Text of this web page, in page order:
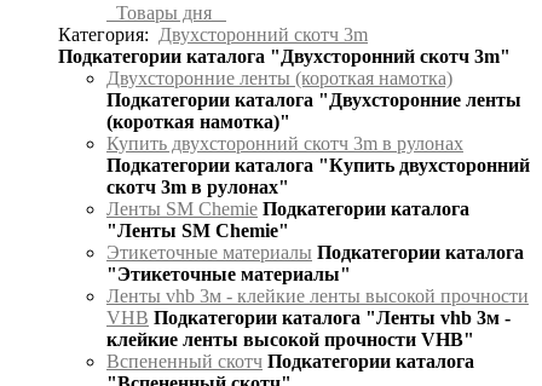
Товары дня
Категория:
Двухсторонний скотч 3m
Подкатегории каталога "Двухсторонний скотч 3m"
Двухсторонние ленты (короткая намотка)
Подкатегории каталога "Двухсторонние ленты
(короткая намотка)"
Купить двухсторонний скотч 3m в рулонах
Подкатегории каталога "Купить двухсторонний
скотч 3m в рулонах"
Ленты SM Chemie Подкатегории каталога
"Ленты SM Chemie"
Этикеточные материалы Подкатегории каталога
"Этикеточные материалы"
Ленты vhb 3м - клейкие ленты высокой прочности
VHB Подкатегории каталога "Ленты vhb 3м -
клейкие ленты высокой прочности VHB"
Вспененный скотч Подкатегории каталога